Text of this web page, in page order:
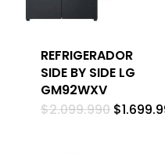
REFRIGERADOR
SIDE BY SIDE LG
GM92WXV
$2.099.990 El
$